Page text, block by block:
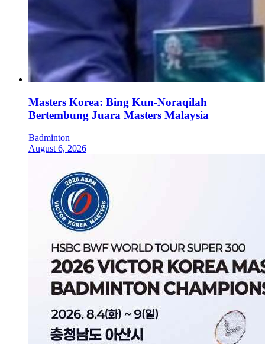
Masters Korea: Bing Kun-Noraqilah
Bertembung Juara Masters Malaysia
Badminton
August 6, 2026